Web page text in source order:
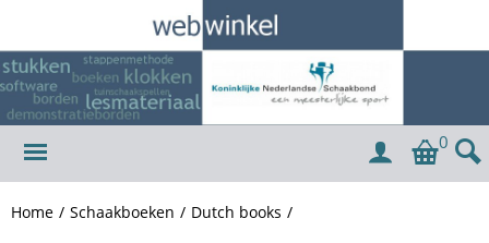
0
Home / Schaakboeken / Dutch books /